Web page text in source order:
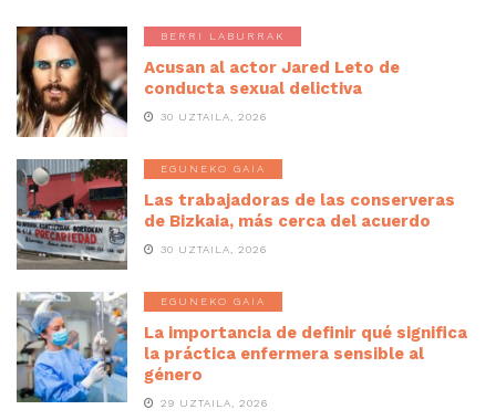
BERRI LABURRAK
Acusan al actor Jared Leto de
conducta sexual delictiva
30 UZTAILA, 2026
EGUNEKO GAIA
Las trabajadoras de las conserveras
de Bizkaia, más cerca del acuerdo
30 UZTAILA, 2026
EGUNEKO GAIA
La importancia de definir qué significa
la práctica enfermera sensible al
género
29 UZTAILA, 2026